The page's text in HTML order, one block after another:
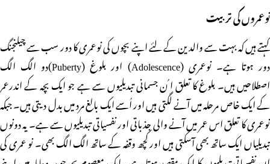
نوعمروں کی تربیت
کہتے ہیں کہ بہت سے والدین کے لئے اپنے بچوں کی نوعمری کا دور سب سے چیلنجنگ
دور ہوتا ہے۔ نوعمری (Adolescence) اور بلوغ (Puberty)دو الگ الگ
اصطلاحیں ہیں۔ بلوغ کا تعلق ا ُن جسمانی تبدیلیوں سے ہے جو ایک بچہ کے اندرعمر
کے ایک خاص مرحلہ میں آنے لگتی ہیں اور اُسے ایک بالغ مرد میں بدل دیتی ہیں۔ جبکہ
نوعمری کا تعلق اس عمر میں آنے والی جذباتی اور نفسیاتی تبدیلیوں سے ہے۔ یہ دونوں
تبدیلیاں ایک ساتھ بھی آسکتی ہیں اور کچھ وقفہ کے ساتھ الگ الگ بھی۔ نو عمری کی